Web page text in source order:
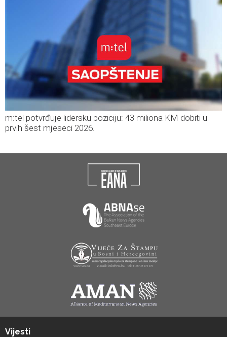
m:tel potvrđuje lidersku poziciju: 43 miliona KM dobiti u
prvih šest mjeseci 2026.
Vijesti